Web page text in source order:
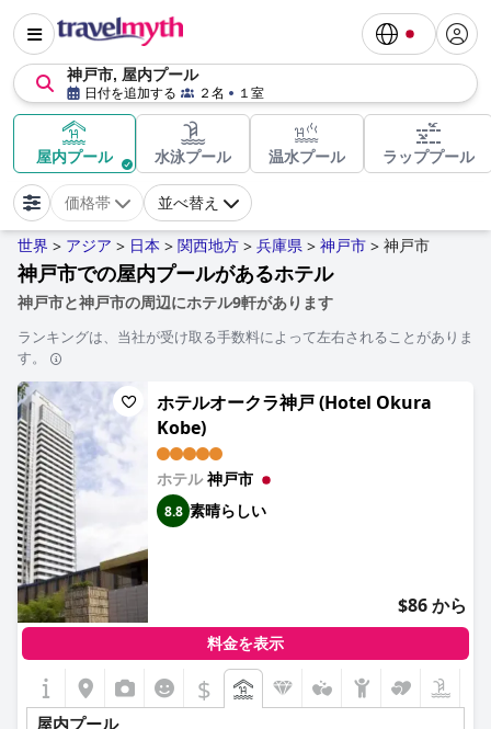
神戸市, 屋内プール
日付を追加する ２名 １室
屋内プール 水泳プール 温水プール ラッププール
価格帯 並べ替え
世界 > アジア > 日本 > 関西地方 > 兵庫県 > 神戸市 > 神戸市
神戸市での屋内プールがあるホテル
神戸市と神戸市の周辺にホテル9軒があります
ランキングは、当社が受け取る手数料によって左右されることがありま
す。
ホテルオークラ神戸 (Hotel Okura
Kobe)
ホテル神戸市
8.8 素晴らしい
$86 から
料金を表示
$
屋内プール